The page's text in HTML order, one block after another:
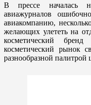
В прессе началась
авиажурналов
авиакомпанию,
желающих улететь на
косметический бренд
косметический рынок
разнообразной палитрой